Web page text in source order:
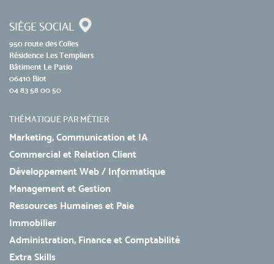
SIÈGE SOCIAL
950 route des Colles
Résidence Les Templiers
Bâtiment Le Patio
06410 Biot
04 83 58 00 50
THÉMATIQUE PAR MÉTIER
Marketing, Communication et IA
Commercial et Relation Client
Développement Web / Informatique
Management et Gestion
Ressources Humaines et Paie
Immobilier
Administration, Finance et Comptabilité
Extra Skills